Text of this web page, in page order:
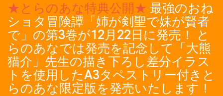
★とらのあな特典公開★ 最強のおね
ショタ冒険譚「姉が剣聖で妹が賢者
で」の第3巻が12月22日に発売！ と
らのあなでは発売を記念して「大熊
猫介」先生の描き下ろし差分イラス
トを使用したA3タペストリー付きと
らのあな限定版を発売いたします！